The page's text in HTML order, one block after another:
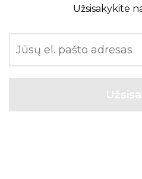
Užsisakykite